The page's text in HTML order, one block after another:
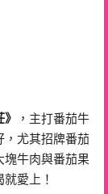
，主打番茄牛
，尤其招牌番茄
塊牛肉與番茄果
愛上！